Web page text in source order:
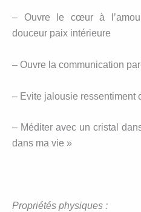
– Ouvre le cœur à
douceur paix intérieure
– Ouvre la communication
– Evite jalousie ressentiment
– Méditer avec un cristal
dans ma vie »
Propriétés physiques :